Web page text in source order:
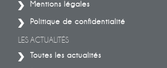
Mentions légales
Politique de confidentialité
LES ACTUALITÉS
Toutes les actualités